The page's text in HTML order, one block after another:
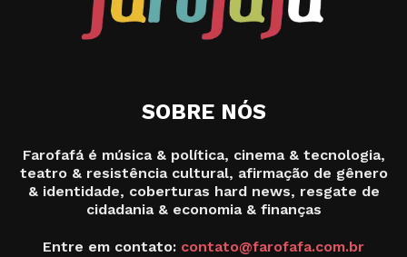
SOBRE NÓS
Farofafá é música & política, cinema & tecnologia,
teatro & resistência cultural, afirmação de gênero
& identidade, coberturas hard news, resgate de
cidadania & economia & finanças
Entre em contato: contato@farofafa.com.br